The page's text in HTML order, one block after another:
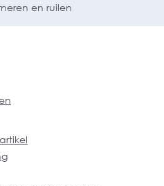
en ruilen